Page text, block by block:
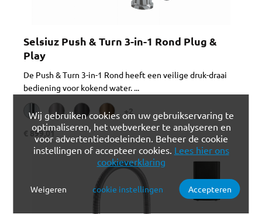
Selsiuz Push & Turn 3-in-1 Rond Plug &
Play
De Push & Turn 3-in-1 Rond heeft een veilige druk-draai
bediening voor kokend water. ...
+2
€ 899,01
Wij gebruiken cookies om uw gebruikservaring te
optimaliseren, het webverkeer te analyseren en
voor advertentiedoeleinden. Beheer de cookie
instellingen of accepteer cookies. Lees hier ons
cookieverklaring
Verplichte cookies Functionele cookies
Weigeren cookie instellingen Accepteren